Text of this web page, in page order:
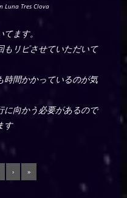
Luna Tres Clova
ます。
もリピさせていただいて
時間かかっているのが気
に向かう必要があるので
す
› »